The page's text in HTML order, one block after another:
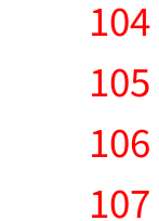
104
105
106
107